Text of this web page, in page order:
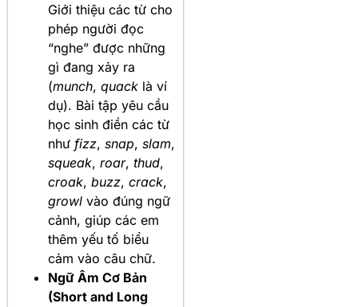
Giới thiệu các từ cho
phép người đọc
“nghe” được những
gì đang xảy ra
(munch, quack là ví
dụ). Bài tập yêu cầu
học sinh điền các từ
như fizz, snap, slam,
squeak, roar, thud,
croak, buzz, crack,
growl vào đúng ngữ
cảnh, giúp các em
thêm yếu tố biểu
cảm vào câu chữ.
Ngữ Âm Cơ Bản
(Short and Long